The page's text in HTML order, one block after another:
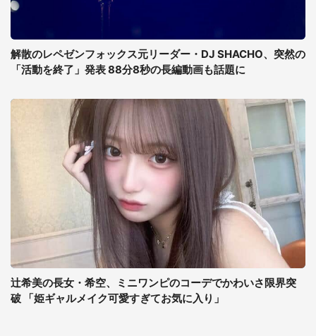
解散のレペゼンフォックス元リーダー・DJ SHACHO、突然の
「活動を終了」発表 88分8秒の長編動画も話題に
辻希美の長女・希空、ミニワンピのコーデでかわいさ限界突
破 「姫ギャルメイク可愛すぎてお気に入り」